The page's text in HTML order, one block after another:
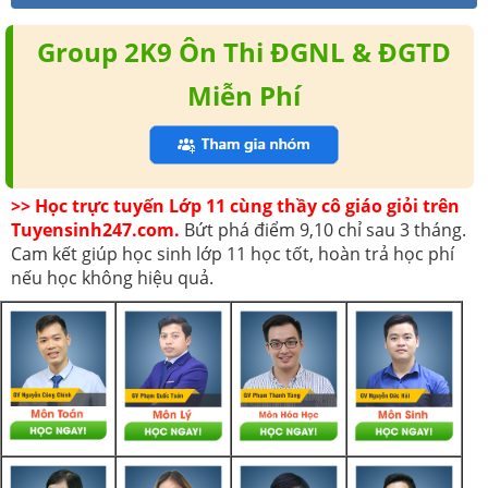
Group 2K9 Ôn Thi ĐGNL & ĐGTD
Miễn Phí
>> Học trực tuyến Lớp 11 cùng thầy cô giáo giỏi trên
Tuyensinh247.com. Bứt phá điểm 9,10 chỉ sau 3 tháng.
Cam kết giúp học sinh lớp 11 học tốt, hoàn trả học phí
nếu học không hiệu quả.